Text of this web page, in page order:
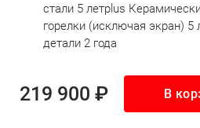
стали 5 летplus
горелки (исключая экран) 5
детали 2 года
219 900 ₽ В